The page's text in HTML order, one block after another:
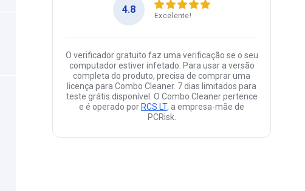
4.8
Excelente!
O verificador gratuito faz uma verificação se o seu
computador estiver infetado. Para usar a versão
completa do produto, precisa de comprar uma
licença para Combo Cleaner. 7 dias limitados para
teste grátis disponível. O Combo Cleaner pertence
e é operado por RCS LT, a empresa-mãe de
PCRisk.